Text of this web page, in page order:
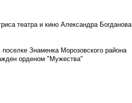
театра и кино Александра Богданова
Знаменка Морозовского района
орденом "Мужества"